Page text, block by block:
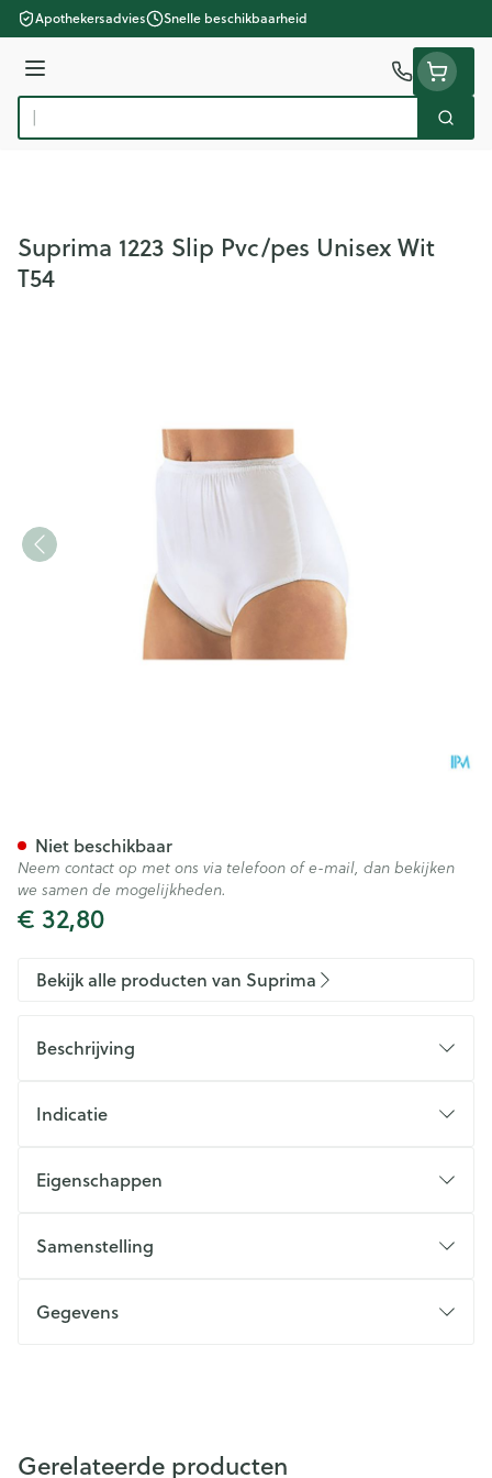
Ga naar de inhoud
Apothekersadvies Snelle beschikbaarheid
Menu
Product, merk, categorie... Zoek
Suprima 1223 Slip Pvc/pes Unisex Wit
T54
€ 32,80
Niet beschikbaar
Neem contact op met ons via telefoon of e-mail, dan bekijken
we samen de mogelijkheden.
Bekijk alle producten van Suprima
Beschrijving
Indicatie
Eigenschappen
Samenstelling
Gegevens
Gerelateerde producten